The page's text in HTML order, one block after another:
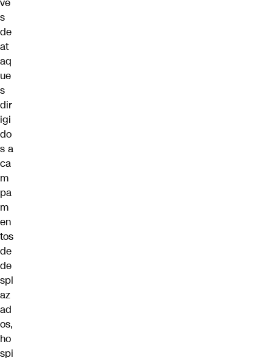
vé
s
de
at
aq
ue
s
dir
igi
do
s a
ca
m
pa
m
en
tos
de
de
spl
az
ad
os,
ho
spi